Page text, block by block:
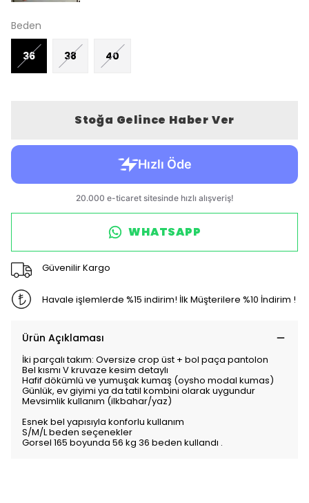
Beden
36 38 40
Stoğa Gelince Haber Ver
WHATSAPP
Güvenilir Kargo
Havale işlemlerde %15 indirim! İlk Müşterilere %10 İndirim !
Ürün Açıklaması
İki parçalı takım: Oversize crop üst + bol paça pantolon
Bel kısmı V kruvaze kesim detaylı
Hafif dökümlü ve yumuşak kumaş (oysho modal kumas)
Günlük, ev giyimi ya da tatil kombini olarak uygundur
Mevsimlik kullanım (ilkbahar/yaz)
Esnek bel yapısıyla konforlu kullanım
S/M/L beden seçenekler
Gorsel 165 boyunda 56 kg 36 beden kullandı .